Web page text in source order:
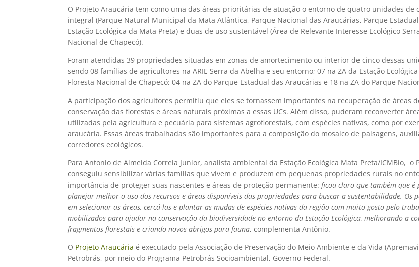
O Projeto Araucária tem como uma das áreas prioritárias de atuação o entorno de quatro unidades de
integral (Parque Natural Municipal da Mata Atlântica, Parque Nacional das Araucárias, Parque
Estação Ecológica da Mata Preta) e duas de uso sustentável (Área de Relevante Interesse Ecológico
Nacional de Chapecó).
Foram atendidas 39 propriedades situadas em zonas de amortecimento ou interior de cinco dessas
sendo 08 famílias de agricultores na ARIE Serra da Abelha e seu entorno; 07 na ZA da Estação
Floresta Nacional de Chapecó; 04 na ZA do Parque Estadual das Araucárias e 18 na ZA do Parque
A participação dos agricultores permitiu que eles se tornassem importantes na recuperação de áreas
conservação das florestas e áreas naturais próximas a essas UCs. Além disso, puderam reconverter
utilizadas pela agricultura e pecuária para sistemas agroflorestais, com espécies nativas, como por
araucária. Essas áreas trabalhadas são importantes para a composição do mosaico de paisagens,
corredores ecológicos.
Para Antonio de Almeida Correia Junior, analista ambiental da Estação Ecológica Mata Preta/ICMBio, o
conseguiu sensibilizar várias famílias que vivem e produzem em pequenas propriedades rurais no
importância de proteger suas nascentes e áreas de proteção permanente: ficou claro que também que é
planejar melhor o uso dos recursos e áreas disponíveis das propriedades para buscar a sustentabilidade. Os
em selecionar as áreas, cercá-las e plantar as mudas de espécies nativas da região com muito gosto pelo
mobilizados para ajudar na conservação da biodiversidade no entorno da Estação Ecológica, melhorando a
fragmentos florestais e criando novos abrigos para fauna, complementa Antônio.
O Projeto Araucária é executado pela Associação de Preservação do Meio Ambiente e da Vida
Petrobrás, por meio do Programa Petrobrás Socioambiental, Governo Federal.